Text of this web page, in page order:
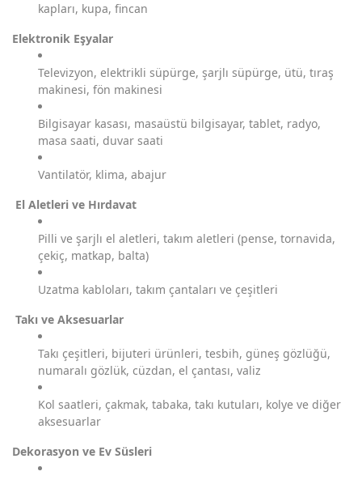
kapları, kupa, fincan
Elektronik Eşyalar
Televizyon, elektrikli süpürge, şarjlı süpürge, ütü, tıraş
makinesi, fön makinesi
Bilgisayar kasası, masaüstü bilgisayar, tablet, radyo,
masa saati, duvar saati
Vantilatör, klima, abajur
El Aletleri ve Hırdavat
Pilli ve şarjlı el aletleri, takım aletleri (pense, tornavida,
çekiç, matkap, balta)
Uzatma kabloları, takım çantaları ve çeşitleri
Takı ve Aksesuarlar
Takı çeşitleri, bijuteri ürünleri, tesbih, güneş gözlüğü,
numaralı gözlük, cüzdan, el çantası, valiz
Kol saatleri, çakmak, tabaka, takı kutuları, kolye ve diğer
aksesuarlar
Dekorasyon ve Ev Süsleri